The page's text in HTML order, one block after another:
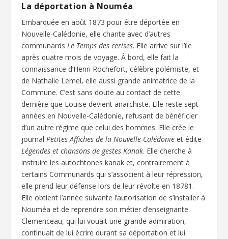
La déportation à Nouméa
Embarquée en août 1873 pour être déportée en
Nouvelle-Calédonie, elle chante avec d’autres
communardsLe Temps des cerises. Elle arrive sur l’île
après quatre mois de voyage. À bord, elle fait la
connaissance d’Henri Rochefort, célèbre polémiste, et
de Nathalie Lemel, elle aussi grande animatrice de la
Commune. C’est sans doute au contact de cette
dernière que Louise devient anarchiste. Elle reste sept
années en Nouvelle-Calédonie, refusant de bénéficier
d’un autre régime que celui des hommes. Elle crée le
journalPetites Affiches de la Nouvelle-Calédonie et édite
Légendes et chansons de gestes Kanak. Elle cherche à
instruire les autochtones kanak et, contrairement à
certains Communards qui s’associent à leur répression,
elle prend leur défense lors de leur révolte en 18781.
Elle obtient l’année suivante l’autorisation de s’installer à
Nouméa et de reprendre son métier d’enseignante.
Clemenceau, qui lui vouait une grande admiration,
continuait de lui écrire durant sa déportation et lui